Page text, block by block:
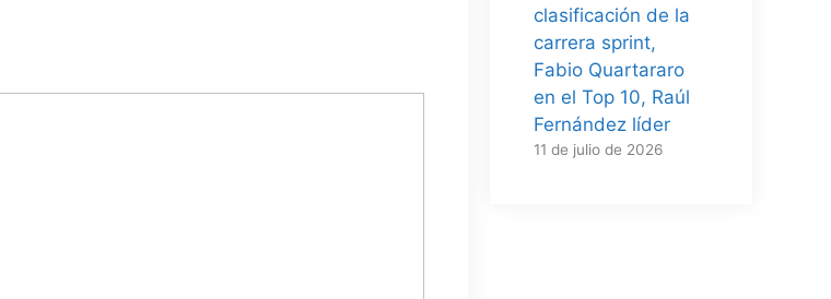
clasificación de la
carrera sprint,
Fabio Quartararo
en el Top 10, Raúl
Fernández líder
11 de julio de 2026